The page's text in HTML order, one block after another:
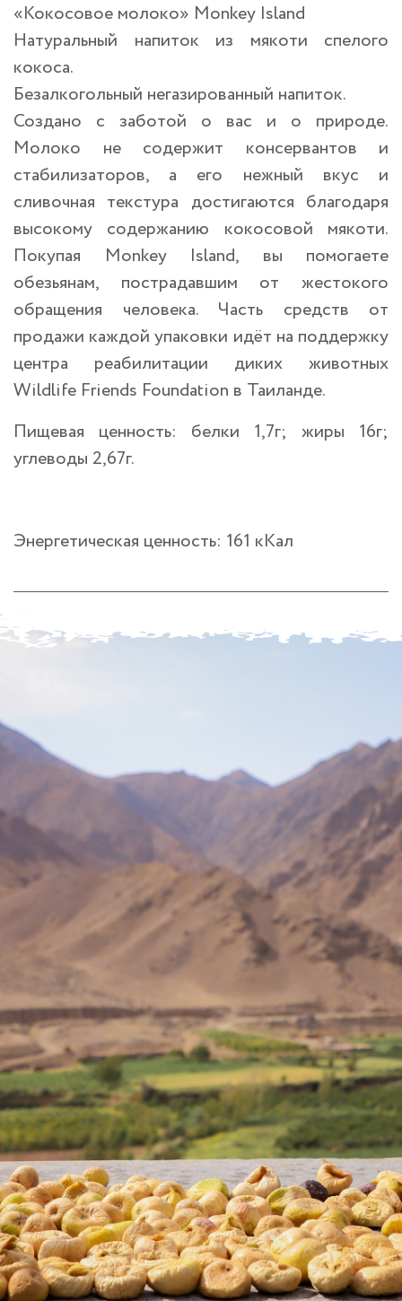
«Кокосовое молоко» Monkey Island
Натуральный напиток из мякоти спелого
кокоса.
Безалкогольный негазированный напиток.
Создано с заботой о вас и о природе.
Молоко не содержит консервантов и
стабилизаторов, а его нежный вкус и
сливочная текстура достигаются благодаря
высокому содержанию кокосовой мякоти.
Покупая Monkey Island, вы помогаете
обезьянам, пострадавшим от жестокого
обращения человека. Часть средств от
продажи каждой упаковки идёт на поддержку
центра реабилитации диких животных
Wildlife Friends Foundation в Таиланде.
Пищевая ценность: белки 1,7г; жиры 16г;
углеводы 2,67г.
Энергетическая ценность: 161 кКал